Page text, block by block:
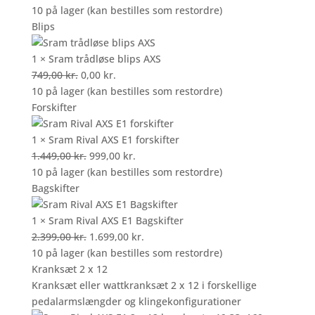
oprindelige
var:
1.749,00 kr..
aktuelle
er:
0,00 kr..
10 på lager (kan bestilles som restordre)
Blips
1 × Sram trådløse blips AXS
749,00kr. Den
oprindelige
var:
749,00 kr..
0,00 kr.Den
aktuelle
er:
0,00 kr..
10 på lager (kan bestilles som restordre)
Forskifter
1 × Sram Rival AXS E1 forskifter
1.449,00kr. Den
oprindelige
var:
1.449,00 kr..
999,00 kr.Den
aktuelle
er:
999,00 kr..
10 på lager (kan bestilles som restordre)
Bagskifter
1 × Sram Rival AXS E1 Bagskifter
2.399,00kr. Den
oprindelige
pris
var:
2.399,00 kr..
1.699,00 kr.Den
aktuelle
er:
1.699,00 kr..
10 på lager (kan bestilles som restordre)
Kranksæt 2 x 12
Kranksæt eller wattkranksæt 2 x 12 i forskellige
pedalarmslængder og klingekonfigurationer